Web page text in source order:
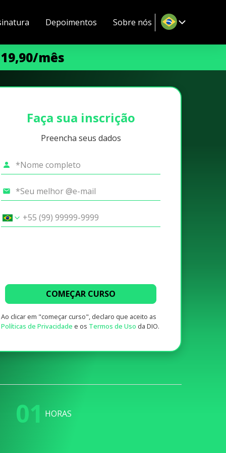
Depoimentos Sobre nós
mês
Faça sua inscrição
Preencha seus dados
COMEÇAR CURSO
Ao clicar em "começar curso", declaro que aceito as
Políticas de Privacidade e os Termos de Uso da DIO.
01 HORAS